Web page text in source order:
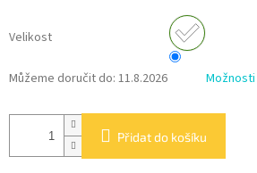
Velikost
Můžeme doručit do: 11.8.2026
Přidat do košíku